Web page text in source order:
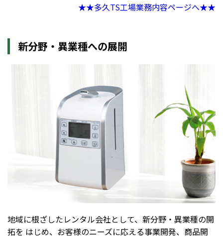
★★多久TS工場業務内容ページへ★★
新分野・異業種への展開
地域に根ざしたレンタル会社として、新分野・異業種の開
拓を はじめ、お客様のニーズに応える事業開発、商品開